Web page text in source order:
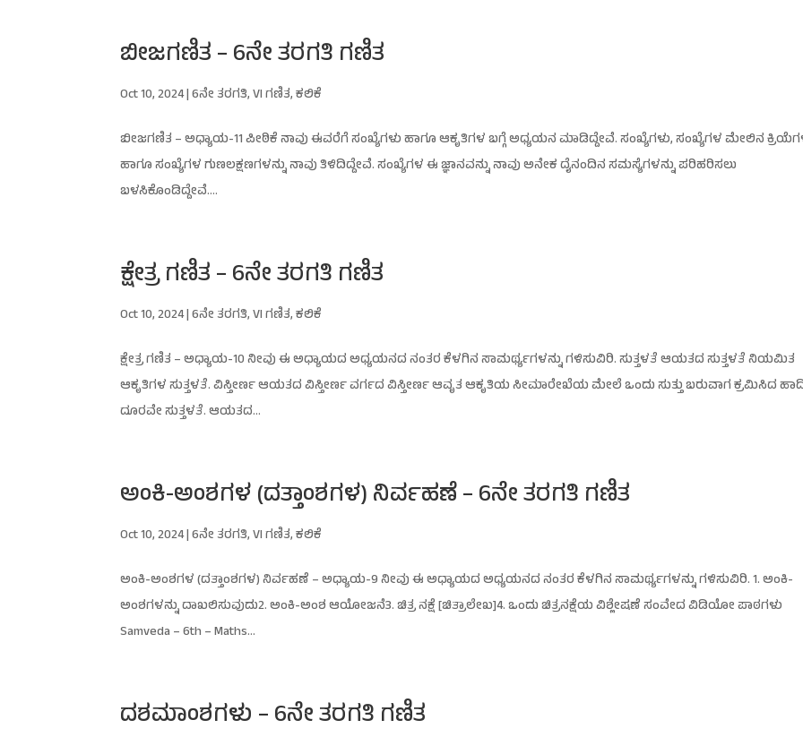
ಬೀಜಗಣಿತ – 6ನೇ ತರಗತಿ ಗಣಿತ
Oct 10, 2024|6ನೇ ತರಗತಿ,VI ಗಣಿತ,ಕಲಿಕೆ
ಬೀಜಗಣಿತ – ಅಧ್ಯಾಯ-11 ಪೀಠಿಕೆ ನಾವು ಈವರೆಗೆ ಸಂಖ್ಯೆಗಳು ಹಾಗೂ ಆಕೃತಿಗಳ ಬಗ್ಗೆ ಅಧ್ಯಯನ ಮಾಡಿದ್ದೇವೆ. ಸಂಖ್ಯೆಗಳು, ಸಂಖ್ಯೆಗಳ ಮೇಲಿನ
ಹಾಗೂ ಸಂಖ್ಯೆಗಳ ಗುಣಲಕ್ಷಣಗಳನ್ನು ನಾವು ತಿಳಿದಿದ್ದೇವೆ. ಸಂಖ್ಯೆಗಳ ಈ ಜ್ಞಾನವನ್ನು ನಾವು ಅನೇಕ ದೈನಂದಿನ ಸಮಸ್ಯೆಗಳನ್ನು ಪರಿಹರಿಸಲು
ಬಳಸಿಕೊಂಡಿದ್ದೇವೆ....
ಕ್ಷೇತ್ರ ಗಣಿತ – 6ನೇ ತರಗತಿ ಗಣಿತ
Oct 10, 2024|6ನೇ ತರಗತಿ,VI ಗಣಿತ,ಕಲಿಕೆ
ಕ್ಷೇತ್ರ ಗಣಿತ – ಅಧ್ಯಾಯ-10 ನೀವು ಈ ಅಧ್ಯಾಯದ ಅಧ್ಯಯನದ ನಂತರ ಕೆಳಗಿನ ಸಾಮರ್ಥ್ಯಗಳನ್ನು ಗಳಿಸುವಿರಿ. ಸುತ್ತಳತೆ ಆಯತದ ಸುತ್ತಳತೆ ನಿಯಮಿತ
ಆಕೃತಿಗಳ ಸುತ್ತಳತೆ. ವಿಸ್ತೀರ್ಣ ಆಯತದ ವಿಸ್ತೀರ್ಣ ವರ್ಗದ ವಿಸ್ತೀರ್ಣ ಆವೃತ ಆಕೃತಿಯ ಸೀಮಾರೇಖೆಯ ಮೇಲೆ ಒಂದು ಸುತ್ತು ಬರುವಾಗ ಕ್ರಮಿಸಿದ
ದೂರವೇ ಸುತ್ತಳತೆ. ಆಯತದ...
ಅಂಕಿ-ಅಂಶಗಳ (ದತ್ತಾಂಶಗಳ) ನಿರ್ವಹಣೆ – 6ನೇ ತರಗತಿ ಗಣಿತ
Oct 10, 2024|6ನೇ ತರಗತಿ,VI ಗಣಿತ,ಕಲಿಕೆ
ಅಂಕಿ-ಅಂಶಗಳ (ದತ್ತಾಂಶಗಳ) ನಿರ್ವಹಣೆ – ಅಧ್ಯಾಯ-9 ನೀವು ಈ ಅಧ್ಯಾಯದ ಅಧ್ಯಯನದ ನಂತರ ಕೆಳಗಿನ ಸಾಮರ್ಥ್ಯಗಳನ್ನು ಗಳಿಸುವಿರಿ. 1. ಅಂಕಿ-
ಅಂಶಗಳನ್ನು ದಾಖಲಿಸುವುದು2. ಅಂಕಿ-ಅಂಶ ಆಯೋಜನೆ3. ಚಿತ್ರ ನಕ್ಷೆ [ಚಿತ್ರಾಲೇಖ]4. ಒಂದು ಚಿತ್ರನಕ್ಷೆಯ ವಿಶ್ಲೇಷಣೆ ಸಂವೇದ ವಿಡಿಯೋ ಪಾಠಗಳು
Samveda – 6th – Maths...
ದಶಮಾಂಶಗಳು – 6ನೇ ತರಗತಿ ಗಣಿತ